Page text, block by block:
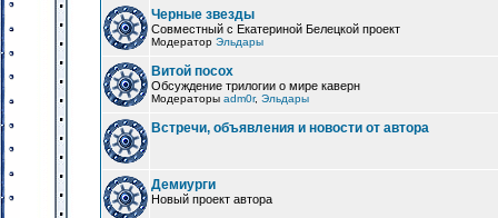
Черные звезды
Совместный с Екатериной Белецкой проект
Модератор Эльдары
Витой посох
Обсуждение трилогии о мире каверн
Модераторы adm0r, Эльдары
Встречи, объявления и новости от автора
Демиурги
Новый проект автора